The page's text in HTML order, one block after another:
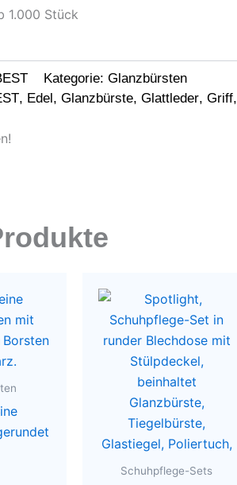
1.000 Stück
Kategorie:Glanzbürsten
, Edel,Glanzbürste,Glattleder,Griff,
Schuhpflege-Sets